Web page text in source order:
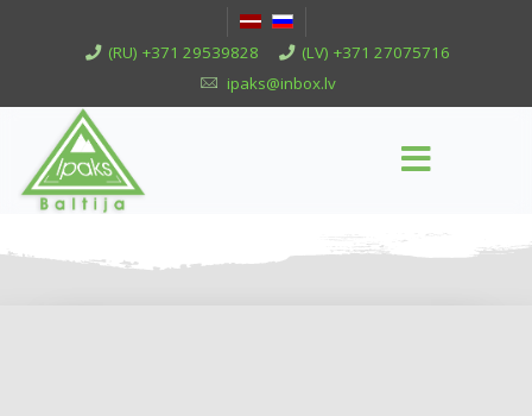
(RU) +371 29539828
(LV) +371 27075716
ipaks@inbox.lv